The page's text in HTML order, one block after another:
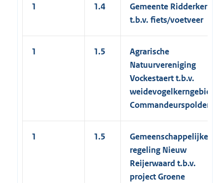
1 1.4
Gemeente Ridderkerk
t.b.v. fiets/voetveer
1 1.5
Agrarische
Natuurvereniging
Vockestaert t.b.v.
weidevogelkerngebied
Commandeurspolder
1 1.5
Gemeenschappelijke
regeling Nieuw
Reijerwaard t.b.v.
project Groene